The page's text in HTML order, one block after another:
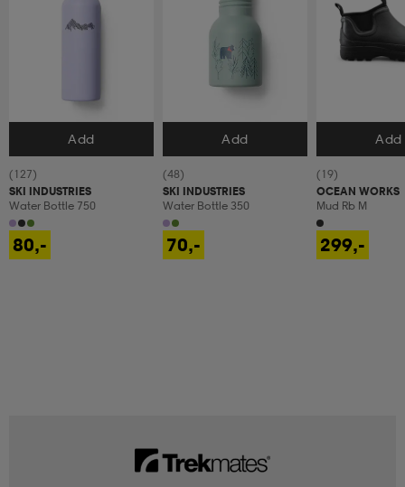
Velg størrelse
Add
(127)
SKI INDUSTRIES
Water Bottle 750
80,-
Velg størrelse
Add
(48)
SKI INDUSTRIES
Water Bottle 350
70,-
Velg Add
(19)
OCEAN WORKS
Mud Rb M
299,-